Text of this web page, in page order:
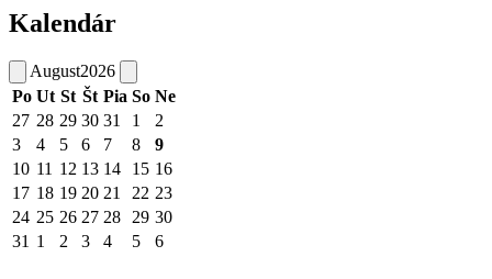
Kalendár
August2026
Po Ut St Št Pia So Ne
27 28 29 30 31 1
2
3
4 5 6 7 8
9
10 11 12 13 14 15 16
17 18 19 20 21 22 23
24 25 26 27 28 29 30
31 1 2 3 4 5 6